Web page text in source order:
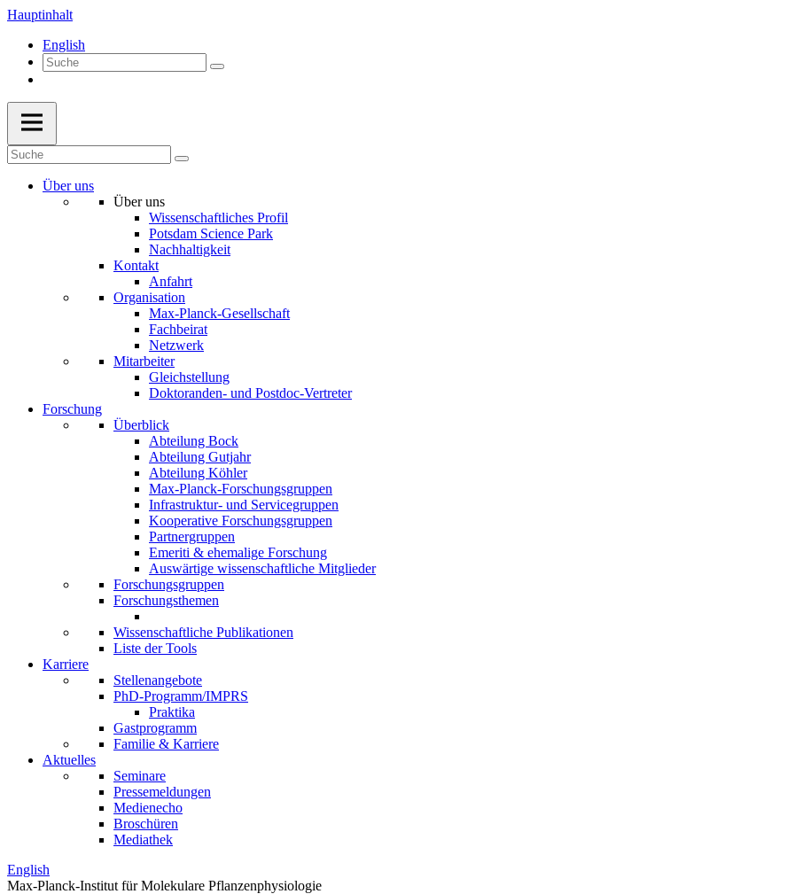
Hauptinhalt
English
Über uns
Über uns
Wissenschaftliches Profil
Potsdam Science Park
Nachhaltigkeit
Kontakt
Anfahrt
Organisation
Max-Planck-Gesellschaft
Fachbeirat
Netzwerk
Mitarbeiter
Gleichstellung
Doktoranden- und Postdoc-Vertreter
Forschung
Überblick
Abteilung Bock
Abteilung Gutjahr
Abteilung Köhler
Max-Planck-Forschungsgruppen
Infrastruktur- und Servicegruppen
Kooperative Forschungsgruppen
Partnergruppen
Emeriti & ehemalige Forschung
Auswärtige wissenschaftliche Mitglieder
Forschungsgruppen
Forschungsthemen
Wissenschaftliche Publikationen
Liste der Tools
Karriere
Stellenangebote
PhD-Programm/IMPRS
Praktika
Gastprogramm
Familie & Karriere
Aktuelles
Seminare
Pressemeldungen
Medienecho
Broschüren
Mediathek
English
Max-Planck-Institut für Molekulare Pflanzenphysiologie